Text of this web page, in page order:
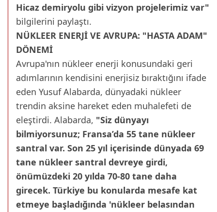
Hicaz demiryolu gibi vizyon projelerimiz var"
bilgilerini paylaştı.
NÜKLEER ENERJİ VE AVRUPA: "HASTA ADAM"
DÖNEMİ
Avrupa'nın nükleer enerji konusundaki geri
adımlarının kendisini enerjisiz bıraktığını ifade
eden Yusuf Alabarda, dünyadaki nükleer
trendin aksine hareket eden muhalefeti de
eleştirdi. Alabarda, "Siz dünyayı
bilmiyorsunuz; Fransa’da 55 tane nükleer
santral var. Son 25 yıl içerisinde dünyada 69
tane nükleer santral devreye girdi,
önümüzdeki 20 yılda 70-80 tane daha
girecek. Türkiye bu konularda mesafe kat
etmeye başladığında 'nükleer belasından